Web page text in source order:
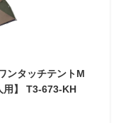
ンタッチテントM
用】 T3-673-KH